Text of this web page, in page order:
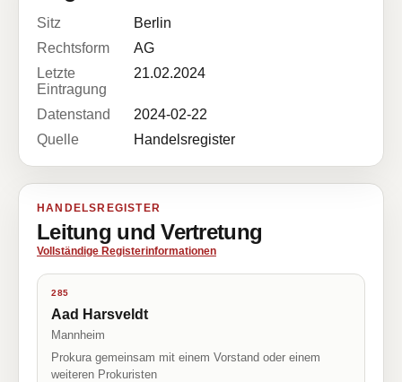
Sitz
Berlin
Rechtsform
AG
Letzte
Eintragung
21.02.2024
Datenstand
2024-02-22
Quelle
Handelsregister
HANDELSREGISTER
Leitung und Vertretung
Vollständige Registerinformationen
285
Aad Harsveldt
Mannheim
Prokura gemeinsam mit einem Vorstand oder einem
weiteren Prokuristen